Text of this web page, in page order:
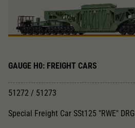
GAUGE H0: FREIGHT CARS
51272 / 51273
Special Freight Car SSt125 "RWE" DRG